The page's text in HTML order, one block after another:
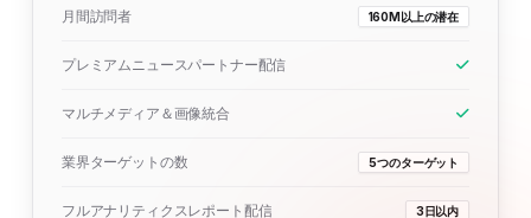
月間訪問者 160M以上の潜在
プレミアムニュースパートナー配信
マルチメディア＆画像統合
業界ターゲットの数 5つのターゲット
フルアナリティクスレポート配信 3日以内